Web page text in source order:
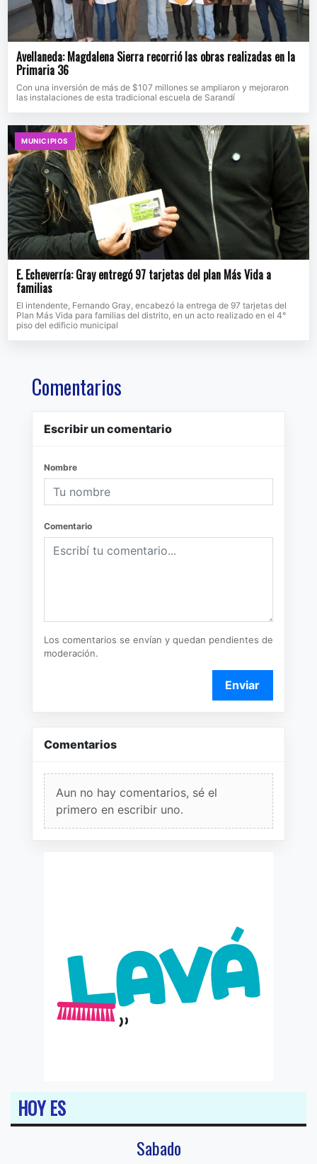
Avellaneda: Magdalena Sierra recorrió las obras realizadas en la
Primaria 36
Con una inversión de más de $107 millones se ampliaron y mejoraron
las instalaciones de esta tradicional escuela de Sarandí
MUNICIPIOS
E. Echeverría: Gray entregó 97 tarjetas del plan Más Vida a
familias
El intendente, Fernando Gray, encabezó la entrega de 97 tarjetas del
Plan Más Vida para familias del distrito, en un acto realizado en el 4°
piso del edificio municipal
Comentarios
Escribir un comentario
Nombre
Comentario
Los comentarios se envían y quedan pendientes de
moderación.
Enviar
Comentarios
Aun no hay comentarios, sé el
primero en escribir uno.
HOY ES
Sabado